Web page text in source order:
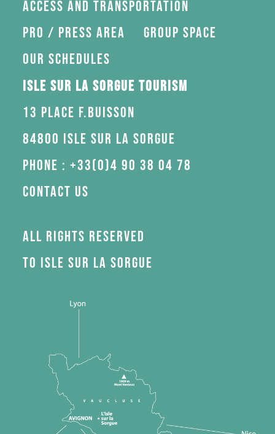
Access and transportation
Pro / press area
Group space
Our schedules
Isle sur la Sorgue Tourism
13 Place F.Buisson
84800 Isle sur la Sorgue
Phone : +33(0)4 90 38 04 78
Contact us
All rights reserved
to Isle sur la Sorgue